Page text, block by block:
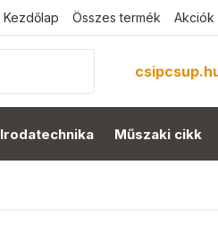
Kezdőlap Összes termék Akciók
Irodatechnika Műszaki cikk